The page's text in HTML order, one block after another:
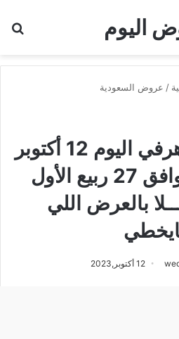
اليوم
/ عروض السعودية
عروض مطعم هرفي اليوم 12 أكتوبر
2023 مـ الموافق 27 ربيع الأول
هـــلا بالعرض اللي
12 أكتوبر,2023